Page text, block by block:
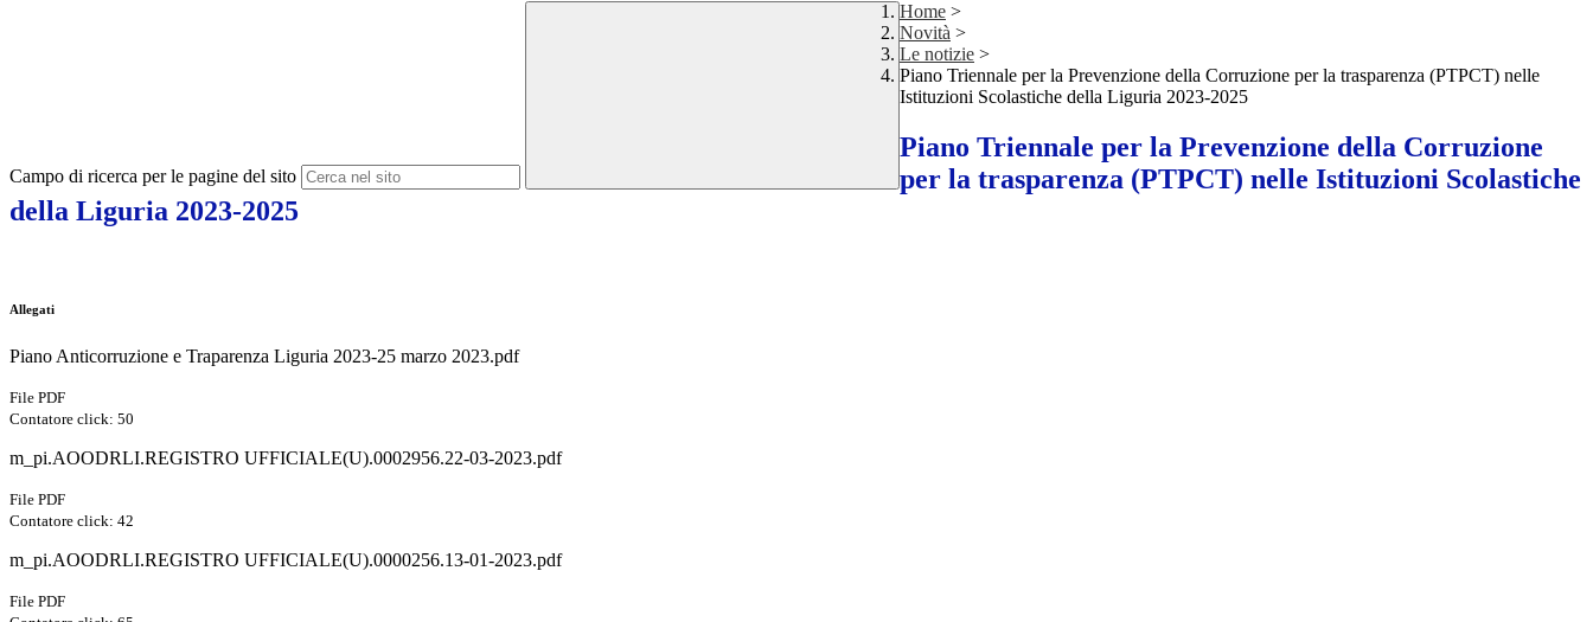
Campo di ricerca per le pagine del sito
Home >
Novità >
Le notizie >
Piano Triennale per la Prevenzione della Corruzione per la trasparenza (PTPCT) nelle
Istituzioni Scolastiche della Liguria 2023-2025
Piano Triennale per la Prevenzione della Corruzione
per la trasparenza (PTPCT) nelle Istituzioni Scolastiche
della Liguria 2023-2025
Allegati
Piano Anticorruzione e Traparenza Liguria 2023-25 marzo 2023.pdf
File PDF
Contatore click: 50
m_pi.AOODRLI.REGISTRO UFFICIALE(U).0002956.22-03-2023.pdf
File PDF
Contatore click: 42
m_pi.AOODRLI.REGISTRO UFFICIALE(U).0000256.13-01-2023.pdf
File PDF